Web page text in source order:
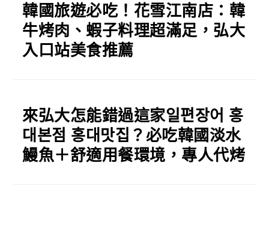
韓國旅遊必吃！花雪江南店：韓
牛烤肉、蝦子料理超滿足，弘大
入口站美食推薦
來弘大怎能錯過這家일편장어 홍
대본점 홍대맛집？必吃韓國淡水
鰻魚＋舒適用餐環境，專人代烤